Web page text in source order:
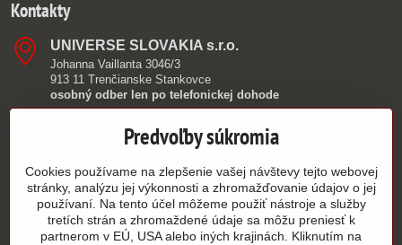
Kontakty
UNIVERSE SLOVAKIA s​.r​.o​.
Johanna Vaillanta 3046/3
913 11 Trenčianske Stankovce
osobný odber len po telefonickej dohode
0949 390 362
info​@authorshop​.sk
9:00 - 15:00
PO - PIA
Predvoľby súkromia
Cookies používame na zlepšenie vašej návštevy tejto webovej
stránky, analýzu jej výkonnosti a zhromažďovanie údajov o jej
používaní. Na tento účel môžeme použiť nástroje a služby
tretích strán a zhromaždené údaje sa môžu preniesť k
partnerom v EÚ, USA alebo iných krajinách. Kliknutím na